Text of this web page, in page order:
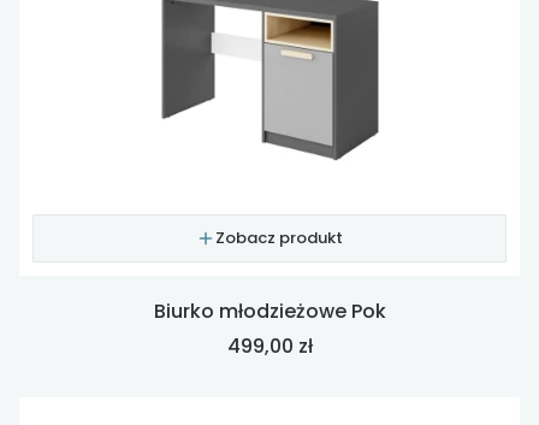
Zobacz produkt
Biurko młodzieżowe Pok
Cena
499,00 zł